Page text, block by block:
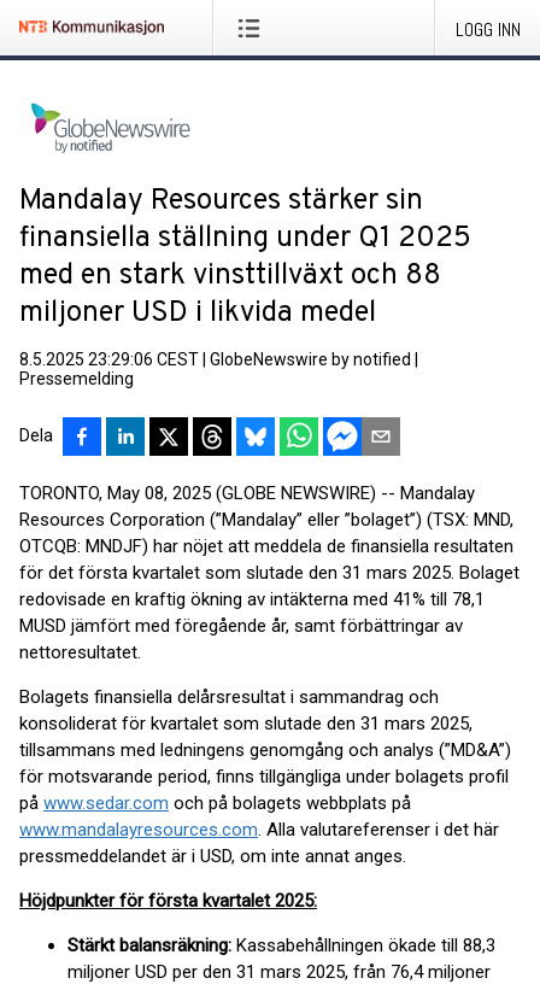
LOGG INN
Mandalay Resources stärker sin
finansiella ställning under Q1 2025
med en stark vinsttillväxt och 88
miljoner USD i likvida medel
8.5.2025 23:29:06 CEST GlobeNewswire by notified
Pressemelding
Dela
TORONTO, May 08, 2025 (GLOBE NEWSWIRE) -- Mandalay
Resources Corporation (”Mandalay” eller ”bolaget”) (TSX: MND,
OTCQB: MNDJF) har nöjet att meddela de finansiella resultaten
för det första kvartalet som slutade den 31 mars 2025. Bolaget
redovisade en kraftig ökning av intäkterna med 41% till 78,1
MUSD jämfört med föregående år, samt förbättringar av
nettoresultatet.
Bolagets finansiella delårsresultat i sammandrag och
konsoliderat för kvartalet som slutade den 31 mars 2025,
tillsammans med ledningens genomgång och analys (”MD&A”)
för motsvarande period, finns tillgängliga under bolagets profil
på www.sedar.com och på bolagets webbplats på
www.mandalayresources.com. Alla valutareferenser i det här
pressmeddelandet är i USD, om inte annat anges.
Höjdpunkter för första kvartalet 2025:
Stärkt balansräkning: Kassabehållningen ökade till 88,3
miljoner USD per den 31 mars 2025, från 76,4 miljoner